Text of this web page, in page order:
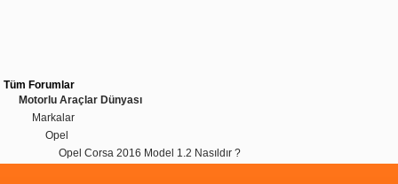
Tüm Forumlar
Motorlu Araçlar Dünyası
Markalar
Opel
Opel Corsa 2016 Model 1.2 Nasıldır ?